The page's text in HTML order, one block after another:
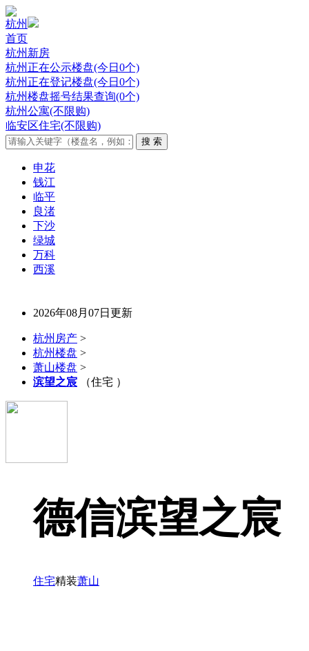
杭州
首页
杭州新房
杭州正在公示楼盘(今日0个)
杭州正在登记楼盘(今日0个)
杭州楼盘摇号结果查询(0个)
杭州公寓(不限购)
临安区住宅(不限购)
申花
钱江
临平
良渚
下沙
绿城
万科
西溪
2026年08月07日更新
杭州房产 >
杭州楼盘 >
萧山楼盘 >
滨望之宸 （住宅 ）
德信滨望之宸
住宅精装萧山